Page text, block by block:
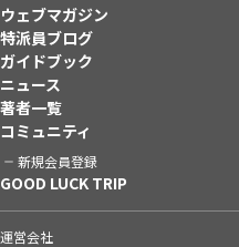
ウェブマガジン
特派員ブログ
ガイドブック
ニュース
著者一覧
コミュニティ
新規会員登録
GOOD LUCK TRIP
運営会社